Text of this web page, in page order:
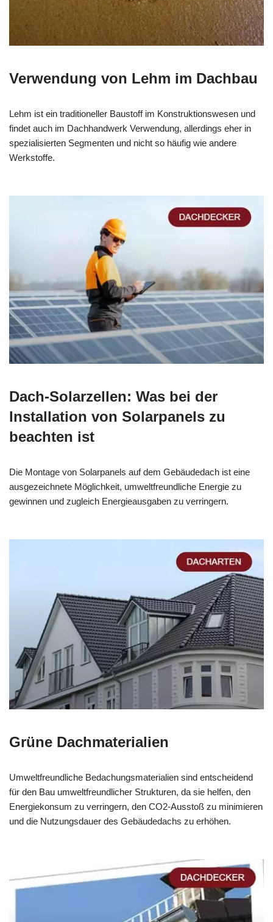
Verwendung von Lehm im Dachbau
Lehm ist ein traditioneller Baustoff im Konstruktionswesen und
findet auch im Dachhandwerk Verwendung, allerdings eher in
spezialisierten Segmenten und nicht so häufig wie andere
Werkstoffe.
Dach-Solarzellen: Was bei der
Installation von Solarpanels zu
beachten ist
Die Montage von Solarpanels auf dem Gebäudedach ist eine
ausgezeichnete Möglichkeit, umweltfreundliche Energie zu
gewinnen und zugleich Energieausgaben zu verringern.
Grüne Dachmaterialien
Umweltfreundliche Bedachungsmaterialien sind entscheidend
für den Bau umweltfreundlicher Strukturen, da sie helfen, den
Energiekonsum zu verringern, den CO2-Ausstoß zu minimieren
und die Nutzungsdauer des Gebäudedachs zu erhöhen.